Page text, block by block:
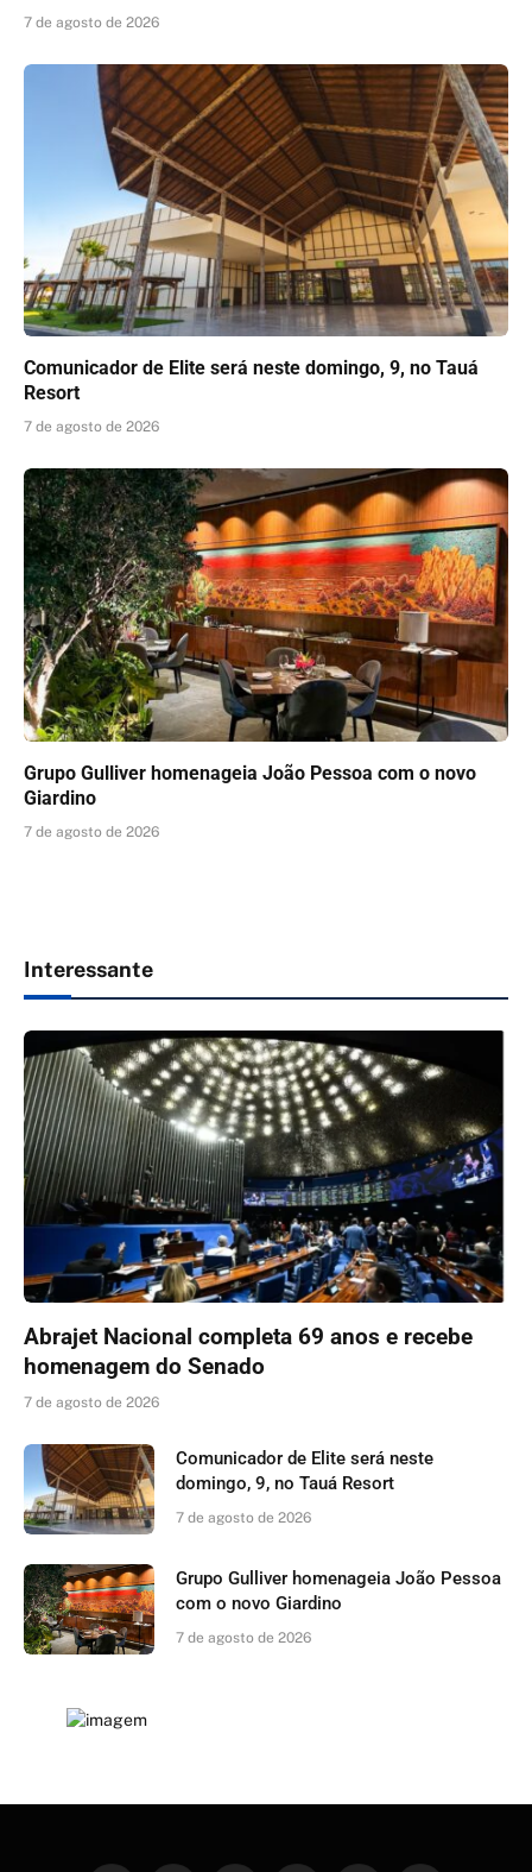
7 de agosto de 2026
Comunicador de Elite será neste domingo, 9, no Tauá
Resort
7 de agosto de 2026
Grupo Gulliver homenageia João Pessoa com o novo
Giardino
7 de agosto de 2026
Interessante
Abrajet Nacional completa 69 anos e recebe
homenagem do Senado
7 de agosto de 2026
Comunicador de Elite será neste
domingo, 9, no Tauá Resort
7 de agosto de 2026
Grupo Gulliver homenageia João Pessoa
com o novo Giardino
7 de agosto de 2026